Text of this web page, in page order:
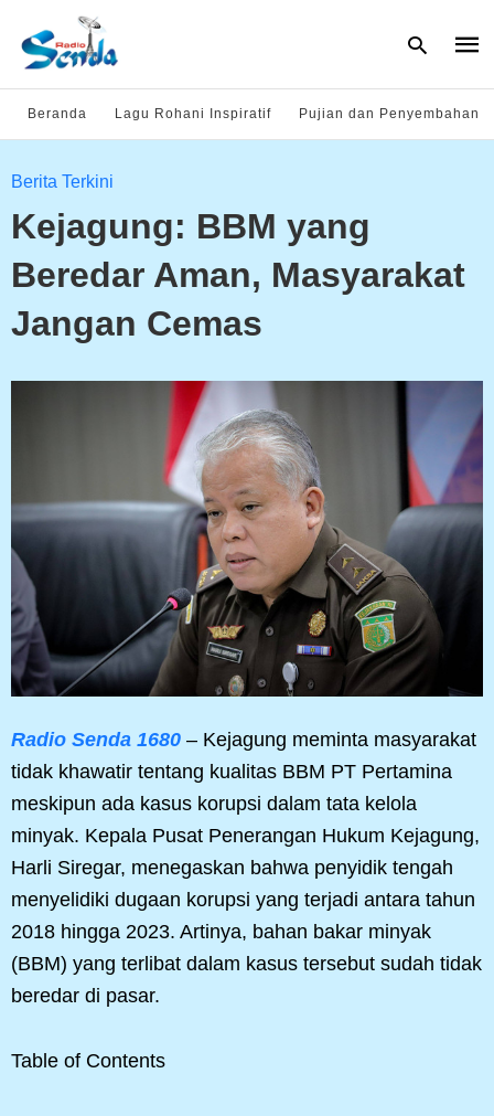
hit
Beranda Lagu Rohani Inspiratif Pujian dan Penyembahan
Berita Terkini
Kejagung: BBM yang
Beredar Aman, Masyarakat
Jangan Cemas
Radio Senda 1680 – Kejagung meminta masyarakat
tidak khawatir tentang kualitas BBM PT Pertamina
meskipun ada kasus korupsi dalam tata kelola
minyak. Kepala Pusat Penerangan Hukum Kejagung,
Harli Siregar, menegaskan bahwa penyidik tengah
menyelidiki dugaan korupsi yang terjadi antara tahun
2018 hingga 2023. Artinya, bahan bakar minyak
(BBM) yang terlibat dalam kasus tersebut sudah tidak
beredar di pasar.
Table of Contents